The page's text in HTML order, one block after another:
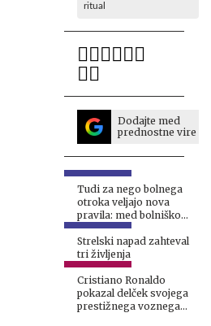
ritual
Dodajte med
prednostne vire
Tudi za nego bolnega
otroka veljajo nova
pravila: med bolniško
brez dovoljenja ne
boste smeli v tujino
Strelski napad zahteval
tri življenja
Cristiano Ronaldo
pokazal delček svojega
prestižnega voznega